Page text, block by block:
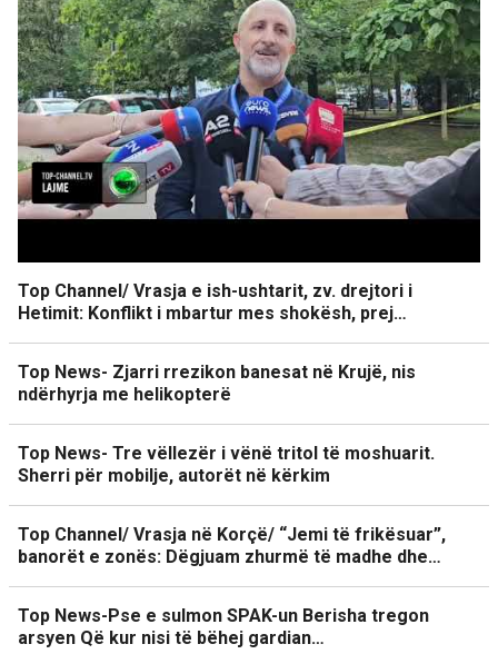
Top Channel/ Vrasja e ish-ushtarit, zv. drejtori i
Hetimit: Konflikt i mbartur mes shokësh, prej…
Top News- Zjarri rrezikon banesat në Krujë, nis
ndërhyrja me helikopterë
Top News- Tre vëllezër i vënë tritol të moshuarit.
Sherri për mobilje, autorët në kërkim
Top Channel/ Vrasja në Korçë/ “Jemi të frikësuar”,
banorët e zonës: Dëgjuam zhurmë të madhe dhe…
Top News-Pse e sulmon SPAK-un Berisha tregon
arsyen Që kur nisi të bëhej gardian…